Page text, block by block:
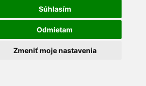
Súhlasím
Odmietam
Zmeniť moje nastavenia